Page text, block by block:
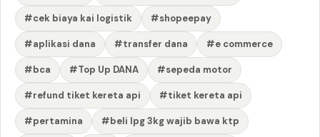
#cek biaya kai logistik #shopeepay
#aplikasi dana #transfer dana #e commerce
#bca #Top Up DANA #sepeda motor
#refund tiket kereta api #tiket kereta api
#pertamina #beli lpg 3kg wajib bawa ktp